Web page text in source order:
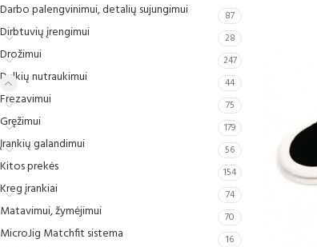
Darbo palengvinimui, detalių sujungimui 87
Dirbtuvių įrengimui 28
Drožimui 247
Dulkių nutraukimui 44
Frezavimui 75
Gręžimui 179
Įrankių galandimui 56
Kitos prekės 154
Kreg įrankiai 74
Matavimui, žymėjimui 70
MicroJig Matchfit sistema 16